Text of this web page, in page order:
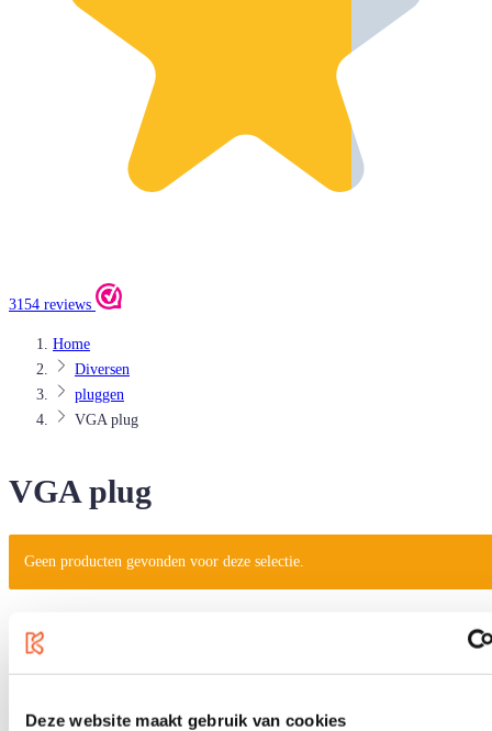
Deze website maakt gebruik van cookies
3154 reviews
Home
Diversen
pluggen
VGA plug
VGA plug
Geen producten gevonden voor deze selectie.